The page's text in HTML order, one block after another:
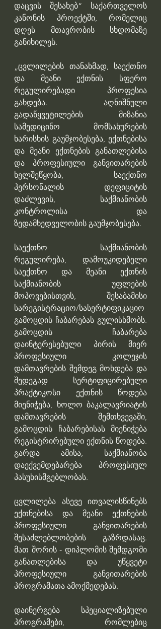
დაცვის შესახებ“ საქართველოს
კანონის პროექტში, რომელიც
დღეს მთავრობის სხდომაზე
განიხილეს.
„ცვლილების თანახმად, საექთნო
და მეანი ექთნის სფერო
რეგულირებადი პროფესია
გახდება. აღნიშნული
გადაწყვეტილების მიზანია
სამედიცინო მომსახურების
ხარისხის გაუმჯობესება, ექთნებისა
და მეანი ექთნების განათლებისა
და პროფესიული განვითარების
ხელშეწყობა, საექთნო
პერსონალის დეფიციტის
დაძლევის, საქმიანობის
კონტროლისა და
ზედამხედველობის გაუმჯობესება.
საექთნო საქმიანობის
რეგულირება, დამოუკიდებელი
საექთნო და მეანი ექთნის
საქმიანობის უფლების
მოპოვებისთვის, შესაბამისი
სარეგისტრაციო/სასერტიფიკაციო
გამოცდის ჩაბარებას გულისხმობს.
გამოცდის ჩაბარება
დაინტერესებული პირის მიერ
პროფესიული კოლეჯის
დამთავრების შემდეგ მოხდება და
შედეგად სერტიფიცირებული
პრაქტიკოსი ექთნის წოდება
მიენიჭება, ხოლო ბაკალავრიატის
დამთავრების შემთხვევაში,
გამოცდის ჩაბარებისას მიენიჭება
რეგისტრირებული ექთნის წოდება.
გარდა ამისა, საქმიანობა
დაექვემდებარება პროფესიულ
პასუხისმგებლობას.
ცვლილება ასევე ითვალისწინებს
ექთნებისა და მეანი ექთნების
პროფესიული განვითარების
შესაძლებლობების გაზრდასაც.
მათ შორის - დიპლომის შემდგომი
განათლებისა და უწყვეტი
პროფესიული განვითარების
პროგრამათა ამოქმედებას.
დაინერგება სპეციალიზებული
პროგრამები, რომლებიც